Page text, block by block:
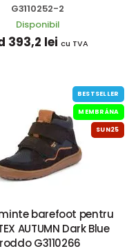
G3110252-2
Disponibil
393,2 lei cu TVA
BESTSELLER
MEMBRÁNA
SUN25
barefoot pentru
AUTUMN Dark Blue
G3110266